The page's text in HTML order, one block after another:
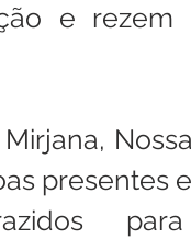
e rezem
presentes